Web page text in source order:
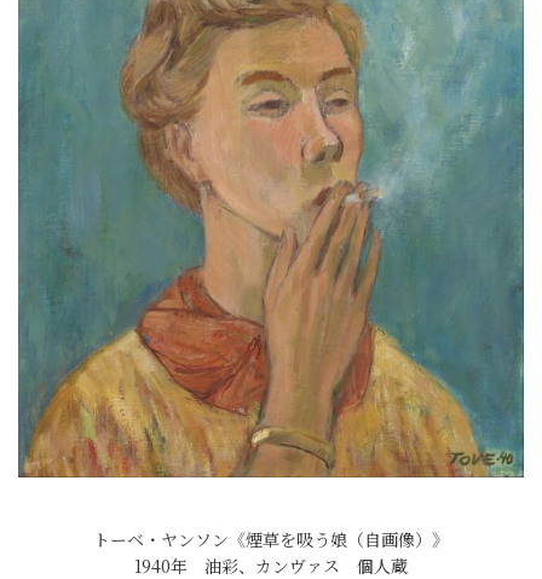
トーベ・ヤンソン《煙草を吸う娘（自画像）》
1940年 油彩、カンヴァス 個人蔵